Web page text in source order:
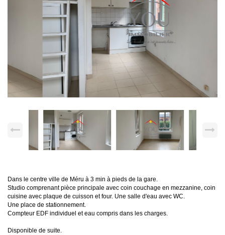
Dans le centre ville de Méru à 3 min à pieds de la gare.
Studio comprenant pièce principale avec coin couchage en mezzanine, coin
cuisine avec plaque de cuisson et four. Une salle d'eau avec WC.
Une place de stationnement.
Compteur EDF individuel et eau compris dans les charges.
Disponible de suite.